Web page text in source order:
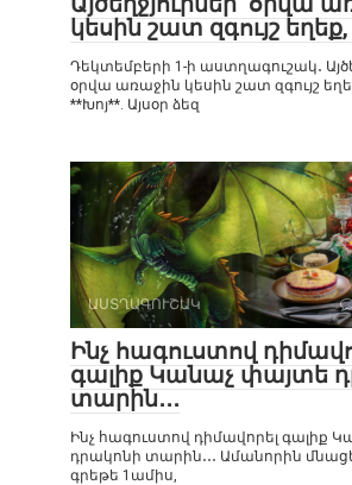
կեսին շատ զգույշ եղեք,
Դեկտեմբերի 1-ի աստղագուշակ․
օրվա առաջին կեսին շատ զգույշ
**Խոյ**. Այսօր ձեզ
ԱՍՏՂԱԳՈՒՇԱԿ
Ինչ հագուստով
գալիք Կանաչ փայտե
տարին․․․
Ինչ հագուստով դիմավորել գալիք
դրակոնի տարին․․․ Ամանորին
գրեթե 1ամիս,